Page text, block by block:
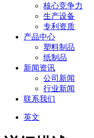
核心竞争力
生产设备
专利资质
产品中心
塑料制品
纸制品
新闻资讯
公司新闻
行业新闻
联系我们
英文